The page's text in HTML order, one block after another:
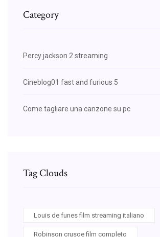
Category
Percy jackson 2 streaming
Cineblog01 fast and furious 5
Come tagliare una canzone su pc
Tag Clouds
Louis de funes film streaming italiano
Robinson crusoe film completo